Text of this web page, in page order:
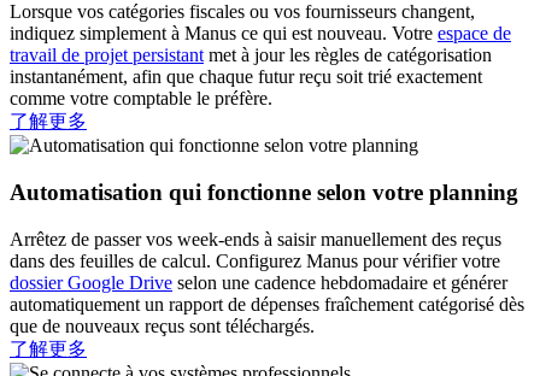
Lorsque vos catégories fiscales ou vos fournisseurs changent,
indiquez simplement à Manus ce qui est nouveau. Votre espace de
travail de projet persistant met à jour les règles de catégorisation
instantanément, afin que chaque futur reçu soit trié exactement
comme votre comptable le préfère.
了解更多
Automatisation qui fonctionne selon votre planning
Arrêtez de passer vos week-ends à saisir manuellement des reçus
dans des feuilles de calcul. Configurez Manus pour vérifier votre
dossier Google Drive selon une cadence hebdomadaire et générer
automatiquement un rapport de dépenses fraîchement catégorisé dès
que de nouveaux reçus sont téléchargés.
了解更多